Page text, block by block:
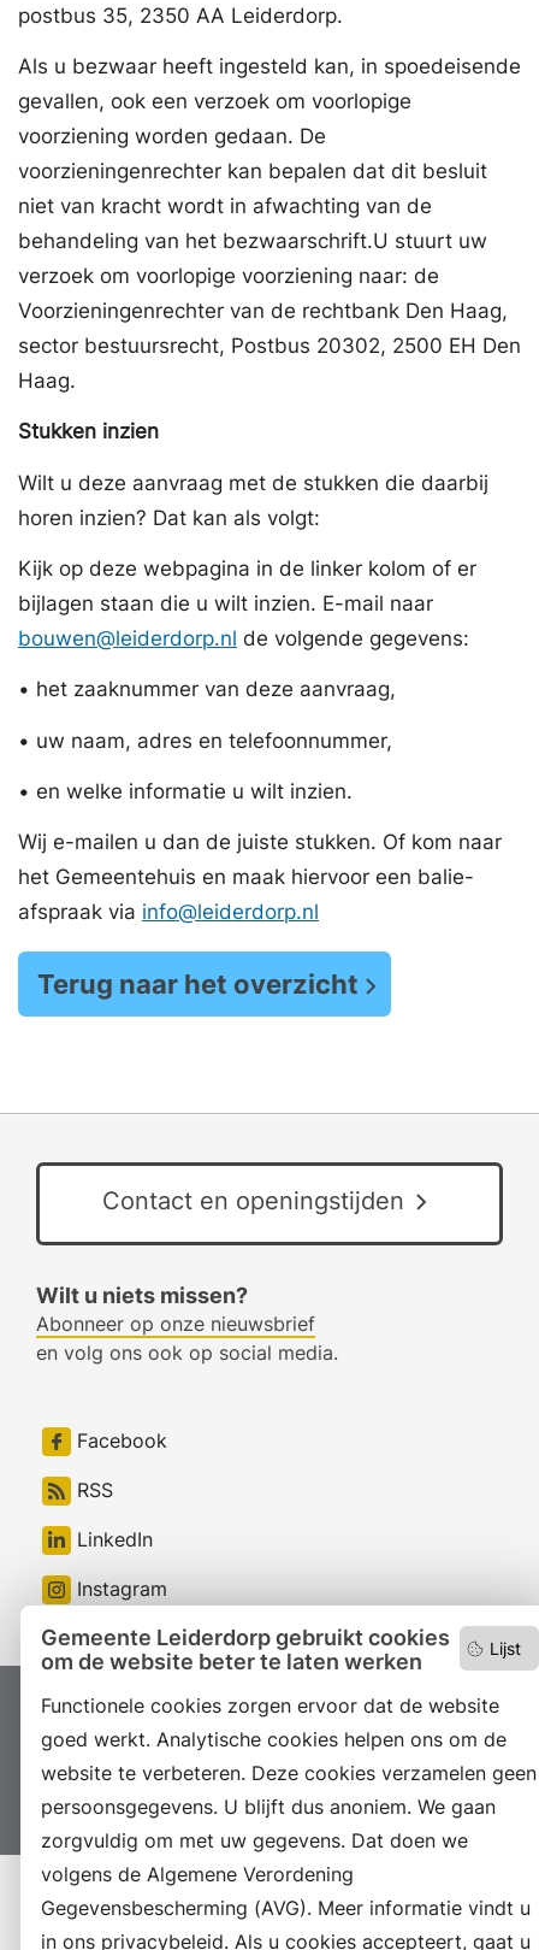
Lijst
Gemeente Leiderdorp gebruikt cookies
om de website beter te laten werken
Functionele cookies zorgen ervoor dat de website
goed werkt. Analytische cookies helpen ons om de
website te verbeteren. Deze cookies verzamelen geen
persoonsgegevens. U blijft dus anoniem. We gaan
zorgvuldig om met uw gegevens. Dat doen we
volgens de Algemene Verordening
Gegevensbescherming (AVG). Meer informatie vindt u
in ons privacybeleid. Als u cookies accepteert, gaat u
postbus 35, 2350 AA Leiderdorp.
Als u bezwaar heeft ingesteld kan, in spoedeisende
gevallen, ook een verzoek om voorlopige
voorziening worden gedaan. De
voorzieningenrechter kan bepalen dat dit besluit
niet van kracht wordt in afwachting van de
behandeling van het bezwaarschrift.U stuurt uw
verzoek om voorlopige voorziening naar: de
Voorzieningenrechter van de rechtbank Den Haag,
sector bestuursrecht, Postbus 20302, 2500 EH Den
Haag.
Stukken inzien
Wilt u deze aanvraag met de stukken die daarbij
horen inzien? Dat kan als volgt:
Kijk op deze webpagina in de linker kolom of er
bijlagen staan die u wilt inzien. E-mail naar
bouwen@leiderdorp.nl de volgende gegevens:
• het zaaknummer van deze aanvraag,
• uw naam, adres en telefoonnummer,
• en welke informatie u wilt inzien.
Wij e-mailen u dan de juiste stukken. Of kom naar
het Gemeentehuis en maak hiervoor een balie-
afspraak via info@leiderdorp.nl
Terug naar het overzicht
Contact en openingstijden
Wilt u niets missen?
Abonneer op onze nieuwsbrief
en volg ons ook op social media.
Facebook
RSS
LinkedIn
Instagram
Proclaimer Colofon
Toegankelijkheid
Sitemap
Privacyverklaring
Servicenormen
Suggesties
Archief Vacatures